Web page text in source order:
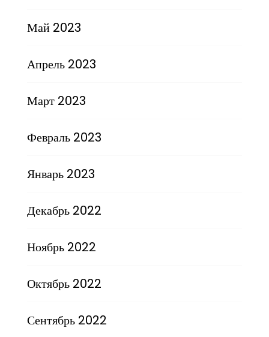
Май 2023
Апрель 2023
Март 2023
Февраль 2023
Январь 2023
Декабрь 2022
Ноябрь 2022
Октябрь 2022
Сентябрь 2022